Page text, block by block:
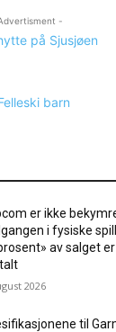
-
er ikke
i fysiske
av salget
2026
til